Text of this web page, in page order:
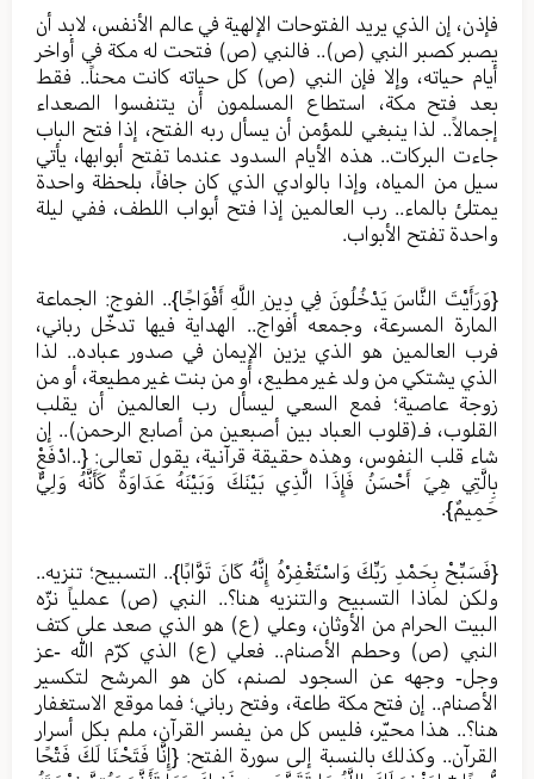
فإذن، إن الذي يريد الفتوحات الإلهية في عالم الأنفس، لابد أن
يصبر كصبر النبي (ص).. فالنبي (ص) فتحت له مكة في أواخر
أيام حياته، وإلا فإن النبي (ص) كل حياته كانت محناً.. فقط
بعد فتح مكة، استطاع المسلمون أن يتنفسوا الصعداء
إجمالاً.. لذا ينبغي للمؤمن أن يسأل ربه الفتح، إذا فتح الباب
جاءت البركات.. هذه الأيام السدود عندما تفتح أبوابها، يأتي
سيل من المياه، وإذا بالوادي الذي كان جافاً، بلحظة واحدة
يمتلئ بالماء.. رب العالمين إذا فتح أبواب اللطف، ففي ليلة
واحدة تفتح الأبواب.
{وَرَأَيْتَ النَّاسَ يَدْخُلُونَ فِي دِينِ اللَّهِ أَفْوَاجًا}.. الفوج: الجماعة
المارة المسرعة، وجمعه أفواج.. الهداية فيها تدخّل رباني،
فرب العالمين هو الذي يزين الإيمان في صدور عباده.. لذا
الذي يشتكي من ولد غير مطيع، أو من بنت غير مطيعة، أو من
زوجة عاصية؛ فمع السعي ليسأل رب العالمين أن يقلب
القلوب، فـ(قلوب العباد بين أصبعين من أصابع الرحمن).. إن
شاء قلب النفوس، وهذه حقيقة قرآنية، يقول تعالى: {..ادْفَعْ
بِالَّتِي هِيَ أَحْسَنُ فَإِذَا الَّذِي بَيْنَكَ وَبَيْنَهُ عَدَاوَةٌ كَأَنَّهُ وَلِيٌّ
حَمِيمٌ}.
{فَسَبِّحْ بِحَمْدِ رَبِّكَ وَاسْتَغْفِرْهُ إِنَّهُ كَانَ تَوَّابًا}.. التسبيح؛ تنزيه..
ولكن لماذا التسبيح والتنزيه هنا؟.. النبي (ص) عملياً نزّه
البيت الحرام من الأوثان، وعلي (ع) هو الذي صعد على كتف
النبي (ص) وحطم الأصنام.. فعلي (ع) الذي كرّم الله -عز
وجل- وجهه عن السجود لصنم، كان هو المرشح لتكسير
الأصنام.. إن فتح مكة طاعة، وفتح رباني؛ فما موقع الاستغفار
هنا؟.. هذا محيّر، فليس كل من يفسر القرآن، ملم بكل أسرار
القرآن.. وكذلك بالنسبة إلى سورة الفتح: {إِنَّا فَتَحْنَا لَكَ فَتْحًا